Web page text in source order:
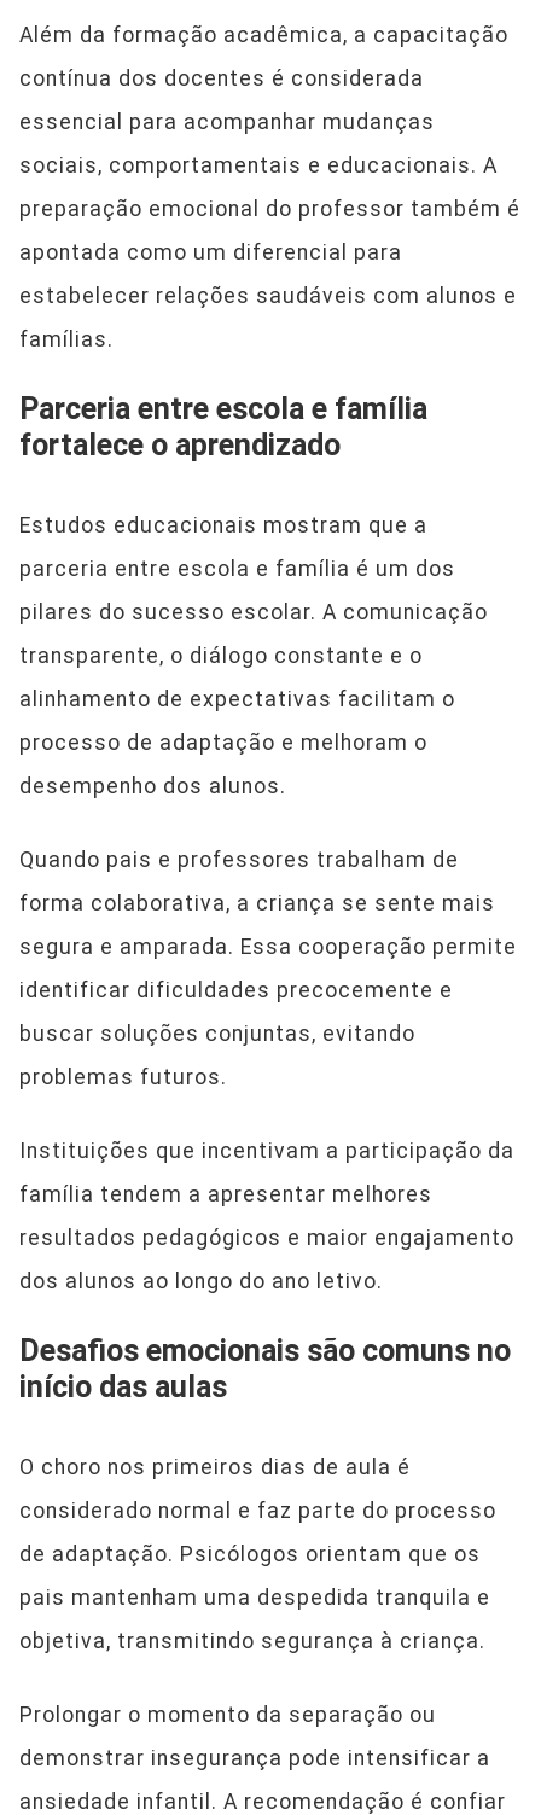
Além da formação acadêmica, a capacitação
contínua dos docentes é considerada
essencial para acompanhar mudanças
sociais, comportamentais e educacionais. A
preparação emocional do professor também é
apontada como um diferencial para
estabelecer relações saudáveis com alunos e
famílias.
Parceria entre escola e família
fortalece o aprendizado
Estudos educacionais mostram que a
parceria entre escola e família é um dos
pilares do sucesso escolar. A comunicação
transparente, o diálogo constante e o
alinhamento de expectativas facilitam o
processo de adaptação e melhoram o
desempenho dos alunos.
Quando pais e professores trabalham de
forma colaborativa, a criança se sente mais
segura e amparada. Essa cooperação permite
identificar dificuldades precocemente e
buscar soluções conjuntas, evitando
problemas futuros.
Instituições que incentivam a participação da
família tendem a apresentar melhores
resultados pedagógicos e maior engajamento
dos alunos ao longo do ano letivo.
Desafios emocionais são comuns no
início das aulas
O choro nos primeiros dias de aula é
considerado normal e faz parte do processo
de adaptação. Psicólogos orientam que os
pais mantenham uma despedida tranquila e
objetiva, transmitindo segurança à criança.
Prolongar o momento da separação ou
demonstrar insegurança pode intensificar a
ansiedade infantil. A recomendação é confiar